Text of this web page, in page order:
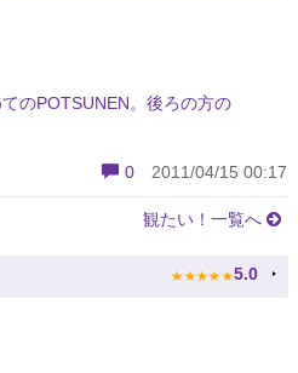
のPOTSUNEN。後ろの方の
0 2011/04/15 00:17
観たい！一覧へ
★ ★ ★ ★ ★ 5.0